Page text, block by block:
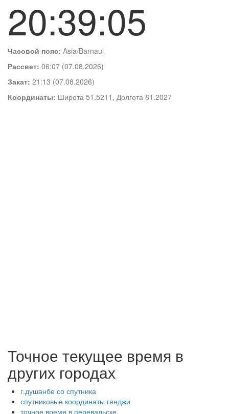
20:39:05
Часовой пояс: Asia/Barnaul
Рассвет: 06:07 (07.08.2026)
Закат: 21:13 (07.08.2026)
Координаты: Широта 51.5211, Долгота 81.2027
Точное текущее время в
других городах
г.душанбе со спутника
спутниковые координаты гянджи
точное время в перевальске